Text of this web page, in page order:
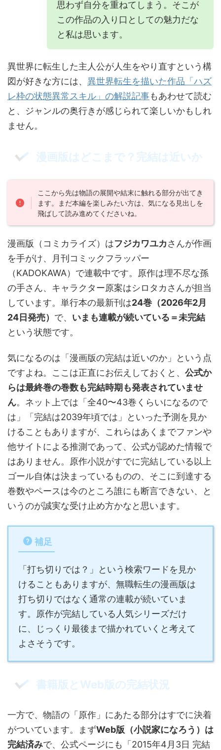
思わず自分を重ねてしまう。そこが
この作品の入り口としての魅力だな
と私は思います。
異世界に転生した主人公が人生をやり直すという構
図が好きな方には、 異世界転生を描いた作品「ハズ
レ枠の状態異常スキル」の解説記事もあわせて読む
と、ジャンルの奥行きが感じられて楽しいかもしれ
ません。
漫画版はどこまで？完結は近いか
ここから先は物語の展開や結末に触れる部分が出てき
ます。まだ本編を楽しみたい方は、気になる見出しを
飛ばして読み進めてくださいね。
漫画版（コミカライズ）はフジカワユカさんが作画
を手がけ、月刊コミックフラッパー
（KADOKAWA）で連載中です。原作は理不尽な孫
の手さん、キャラクター原案はシロタカさんが担当
しています。単行本の最新刊は24巻（2026年2月
24日発売） で、 いまも連載が続いている＝未完結
という状態です。
気になるのは「漫画版の完結は近いのか」という点
ですよね。ここは正直にお伝えしておくと、 公式か
らは最終巻の巻数も完結時期も発表されていませ
ん。ネット上では「全40〜43巻くらいになるので
は」「完結は2039年頃では」といった予測を見か
けることもありますが、これらはあくまでファンや
他サイトによる推測であって、公式が認めた情報で
はありません。原作小説がすでに完結している以上
ゴール自体は決まっているものの、そこに到達する
巻数やペースは今のところ誰にも断言できない、と
いうのが誠実な受け止め方かなと思います。
補足
「打ち切りでは？」という検索ワードを見か
けることもありますが、無職転生の漫画版は
打ち切りではなく通常の連載が続いていま
す。原作が完結している人気シリーズだけ
に、じっくり最後まで描かれていくと考えて
よさそうです。
書籍版とWeb版の完結状況
一方で、物語の「原作」にあたる部分はすでに決着
がついています。まずWeb版（小説家になろう）は
完結済みで、公式ページにも「2015年4月3日 完結